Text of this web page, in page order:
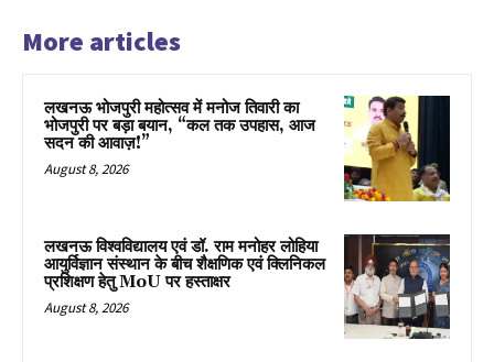
More articles
लखनऊ भोजपुरी महोत्सव में मनोज तिवारी का
भोजपुरी पर बड़ा बयान, “कल तक उपहास, आज
सदन की आवाज़!”
August 8, 2026
लखनऊ विश्वविद्यालय एवं डॉ. राम मनोहर लोहिया
आयुर्विज्ञान संस्थान के बीच शैक्षणिक एवं क्लिनिकल
प्रशिक्षण हेतु MoU पर हस्ताक्षर
August 8, 2026